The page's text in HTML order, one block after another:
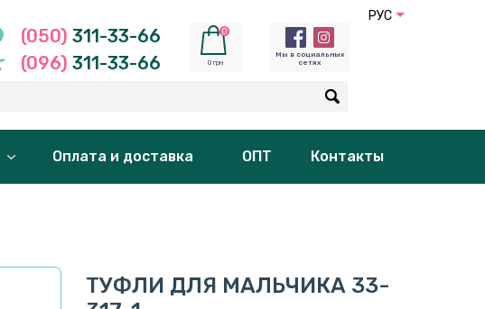
(050) 311-33-66
(096) 311-33-66
0
0 грн
Мы в социальных
сетях
РУС
Оплата и доставка ОПТ Контакты
ТУФЛИ ДЛЯ МАЛЬЧИКА 33-